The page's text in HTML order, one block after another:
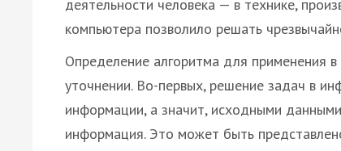
деятельности человека — в технике,
компьютера позволило решать
Определение алгоритма для применения
уточнении. Во-первых, решение задач в
информации, а значит, исходными
информация. Это может быть